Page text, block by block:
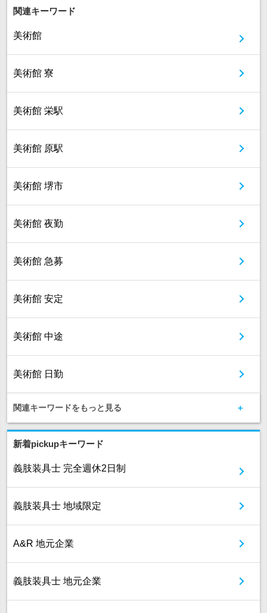
関連キーワード
美術館
美術館 寮
美術館 栄駅
美術館 原駅
美術館 堺市
美術館 夜勤
美術館 急募
美術館 安定
美術館 中途
美術館 日勤
関連キーワードをもっと見る
新着pickupキーワード
義肢装具士 完全週休2日制
義肢装具士 地域限定
A&R 地元企業
義肢装具士 地元企業